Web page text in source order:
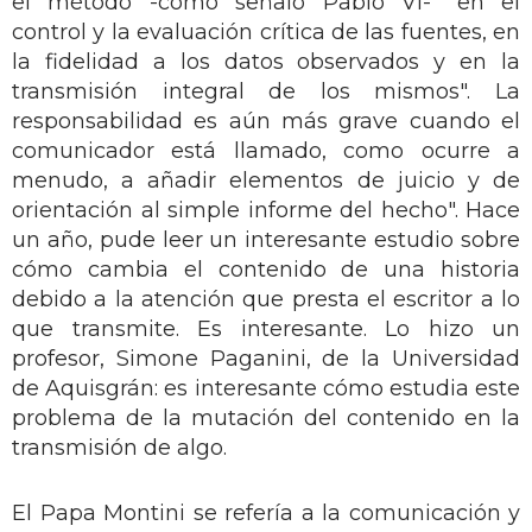
control y la evaluación crítica de las fuentes, en
la fidelidad a los datos observados y en la
transmisión integral de los mismos". La
responsabilidad es aún más grave cuando el
comunicador está llamado, como ocurre a
menudo, a añadir elementos de juicio y de
orientación al simple informe del hecho". Hace
un año, pude leer un interesante estudio sobre
cómo cambia el contenido de una historia
debido a la atención que presta el escritor a lo
que transmite. Es interesante. Lo hizo un
profesor, Simone Paganini, de la Universidad
de Aquisgrán: es interesante cómo estudia este
problema de la mutación del contenido en la
transmisión de algo.
El Papa Montini se refería a la comunicación y